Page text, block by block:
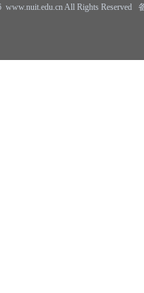
www.nuit.edu.cn All Rights Reserved